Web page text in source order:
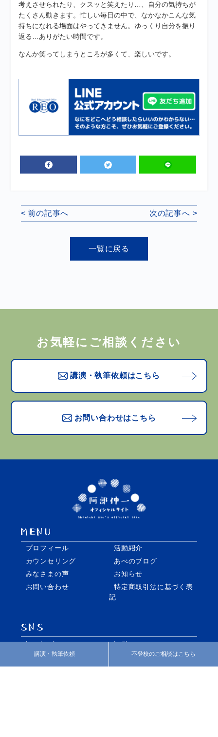
講演・執筆依頼 不登校のご相談はこちら
考えさせられたり、クスッと笑えたり…、自分の気持ちが
たくさん動きます。忙しい毎日の中で、なかなかこんな気
持ちになれる場面はやってきません。ゆっくり自分を振り
返る…ありがたい時間です。
なんか笑ってしまうところが多くて、楽しいです。
< 前の記事へ 次の記事へ >
一覧に戻る
お気軽にご相談ください
講演・執筆依頼はこちら
お問い合わせはこちら
プロフィール
活動紹介
カウンセリング
あべのブログ
みなさまの声
お知らせ
お問い合わせ
特定商取引法に基づく表
記
facebook
twitter
Instagram